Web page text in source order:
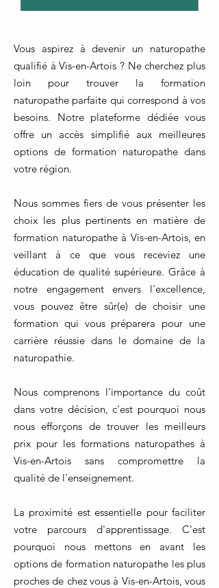
Vous aspirez à devenir un naturopathe
qualifié à Vis-en-Artois ? Ne cherchez plus
loin pour trouver la formation
naturopathe parfaite qui correspond à vos
besoins. Notre plateforme dédiée vous
offre un accès simplifié aux meilleures
options de formation naturopathe dans
votre région.
Nous sommes fiers de vous présenter les
choix les plus pertinents en matière de
formation naturopathe à Vis-en-Artois, en
veillant à ce que vous receviez une
éducation de qualité supérieure. Grâce à
notre engagement envers l'excellence,
vous pouvez être sûr(e) de choisir une
formation qui vous préparera pour une
carrière réussie dans le domaine de la
naturopathie.
Nous comprenons l'importance du coût
dans votre décision, c'est pourquoi nous
nous efforçons de trouver les meilleurs
prix pour les formations naturopathes à
Vis-en-Artois sans compromettre la
qualité de l'enseignement.
La proximité est essentielle pour faciliter
votre parcours d'apprentissage. C'est
pourquoi nous mettons en avant les
options de formation naturopathe les plus
proches de chez vous à Vis-en-Artois, vous